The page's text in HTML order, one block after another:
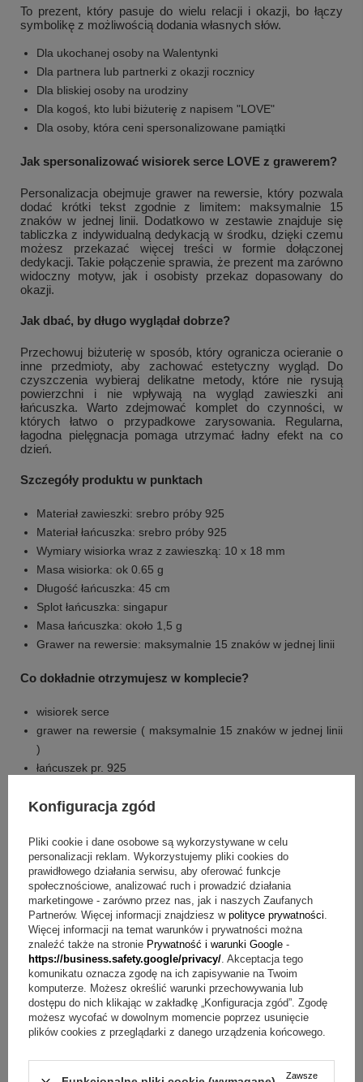
To prezent, który pasuje do wielu relacji i okazji, bo łączy
symbolikę z możliwością dodania własnych słów.
Dla ukochanej osoby na Walentynki
Dla partnera lub partnerki z okazji rocznicy
Dla bliskiej osoby na urodziny
Dla kogoś, kto lubi biżuterię z napisem "LOVE"
Dla osoby, która ceni spersonalizowane pamiątki
Jak spersonalizować wisiorek serce LOVE z grawerem?
Personalizacja obejmuje grawer na rewersie, który pozwala
dodać krótki tekst zgodnie z limitem: maksymalnie 15
znaków w jednej linii. Dodatkowo w zestawie znajduje się
tabliczka z indywidualną dedykacją w środku, dzięki czemu
możesz przekazać więcej treści w formie dołączonej
dedykacji. Takie połączenie sprawia, że prezent ma zarówno
widoczny motyw, jak i osobisty przekaz dopasowany do
okazji.
Jak dbać, by długo wyglądał dobrze?
Przechowuj biżuterię w sposób, który ogranicza ocieranie o
inne przedmioty, aby zachować estetyczny wygląd. Do
czyszczenia wybieraj delikatne metody, które nie rysują
powierzchni i nie wpływają na wygląd zawieszki ani
łańcuszka. Warto zdejmować komplet do czynności, w
których łatwo o przypadkowe zarysowania. Regularna,
łagodna pielęgnacja pomaga utrzymać ładny efekt na co
dzień.
Szczegóły produktu w punktach
Materiał zawieszki: srebro próby 925
Materiał łańcuszka: srebro próby 925
Wymiary wisiorka wraz z zawieszką: 10 x 18 mm
Masa wisiorka: ok 0.65 g
Długość łańcuszka: 45 cm
Splot łańcuszka: singapur
Masa łańcuszka: około 1,5 g
Grawer na rewersie: maksymalnie 15 znaków w jednej linii
Co dokładnie otrzymujesz w komplecie?
wisiorek serce
grawer na rewersie ( maksymalnie 15 znaków w jednej linii
)
łańcuszek pr. 925
torebka prezentowa
Pytania przed zakupem i odpowiedzi
Pytanie:Jak działa grawer na rewersie?Odpowiedź:
zestawie przewidziano grawer na rewersie z limitem:
maksymalnie 15 znaków w jednej linii.
Pytanie: Jaką treść ma napis na zawieszce?Odpowiedź:
Wisiorek ma napis "LOVE" i kształt serca.
Pytanie:
Jakie materiały obejmuje komplet?
Odpowiedź:
Cała zawieszka oraz łańcuszek zostały wykonane ze srebra
próby 925.
Pytanie:Co poza wisiorkiem znajduje się w zestawie?
pudełko, torebkę prezentową oraz tabliczkę z indywidualną
dedykacją w środku.
Konfiguracja zgód
Pliki cookie i dane osobowe są wykorzystywane w celu
personalizacji reklam. Wykorzystujemy pliki cookies do
prawidłowego działania serwisu, aby oferować funkcje
społecznościowe, analizować ruch i prowadzić działania
marketingowe - zarówno przez nas, jak i naszych Zaufanych
Partnerów. Więcej informacji znajdziesz w polityce prywatności
Więcej informacji na temat warunków i prywatności można
znaleźć także na stronie Prywatność i warunki Google -
https://business.safety.google/privacy/ . Akceptacja tego
komunikatu oznacza zgodę na ich zapisywanie na Twoim
komputerze. Możesz określić warunki przechowywania lub
dostępu do nich klikając w zakładkę „Konfiguracja zgód”. Zgodę
możesz wycofać w dowolnym momencie poprzez usunięcie
plików cookies z przeglądarki z danego urządzenia końcowego.
Zawsze